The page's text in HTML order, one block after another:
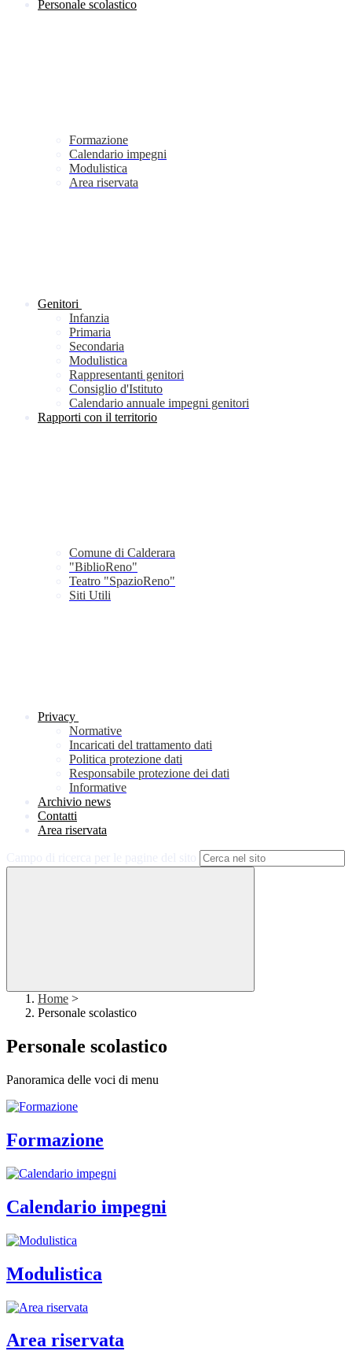
Personale scolastico
Formazione
Calendario impegni
Modulistica
Area riservata
Genitori
Infanzia
Primaria
Secondaria
Modulistica
Rappresentanti genitori
Consiglio d'Istituto
Calendario annuale impegni genitori
Rapporti con il territorio
Comune di Calderara
"BiblioReno"
Teatro "SpazioReno"
Siti Utili
Privacy
Normative
Incaricati del trattamento dati
Politica protezione dati
Responsabile protezione dei dati
Informative
Archivio news
Contatti
Area riservata
Home >
Personale scolastico
Personale scolastico
Panoramica delle voci di menu
Formazione
Calendario impegni
Modulistica
Area riservata